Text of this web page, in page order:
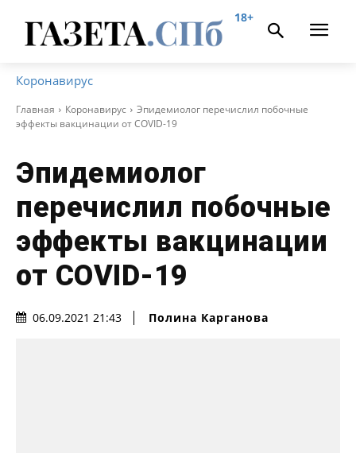
18+
Коронавирус
Главная Коронавирус
Эпидемиолог перечислил побочные
эффекты вакцинации от COVID-19
Эпидемиолог
перечислил побочные
эффекты вакцинации
от COVID-19
06.09.2021 21:43 Полина Карганова